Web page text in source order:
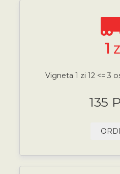
1
Vigneta 1 zi 12 <= 3
135